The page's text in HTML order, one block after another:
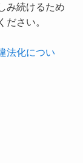
み続けるため
さい。
法化につい